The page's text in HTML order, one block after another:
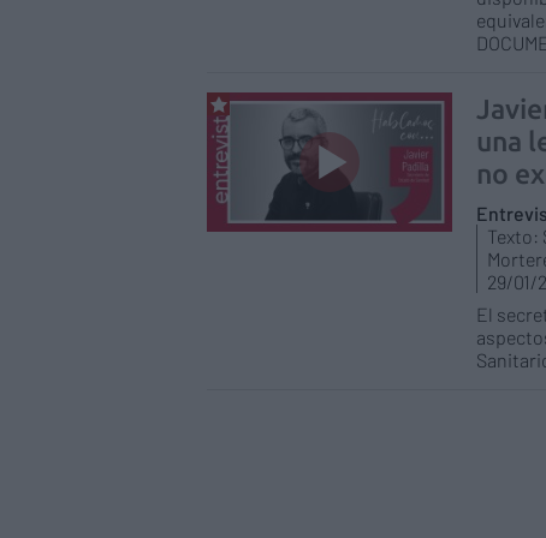
una
no
Texto:
29/01/
El